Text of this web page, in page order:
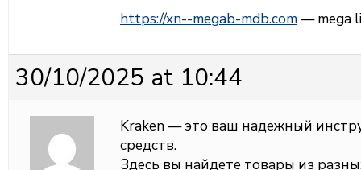
https://xn--megab-mdb.com— mega
30/10/2025 at 10:44
Kraken — это ваш надежный
средств.
Здесь вы найдете товары из